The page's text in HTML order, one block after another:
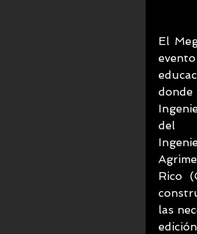
El
del
Rico
las